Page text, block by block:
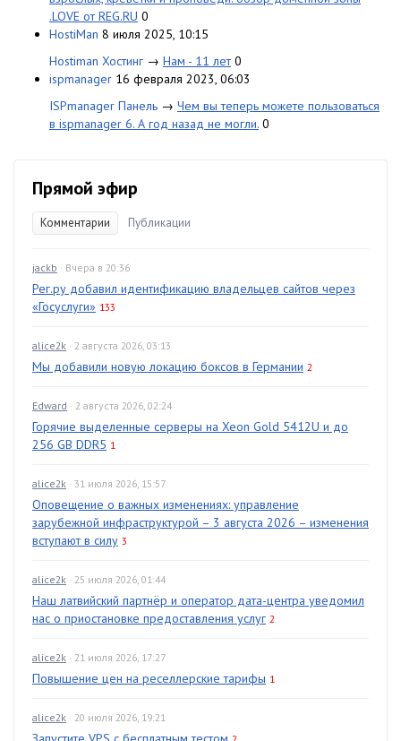
.LOVE от REG.RU 0
HostiMan 8 июля 2025, 10:15
Hostiman Хостинг → Нам - 11 лет 0
ispmanager 16 февраля 2023, 06:03
ISPmanager Панель → Чем вы теперь можете пользоваться
в ispmanager 6. А год назад не могли. 0
Прямой эфир
Комментарии Публикации
jackb · Вчера в 20:36
Рег.ру добавил идентификацию владельцев сайтов через
«Госуслуги» 133
alice2k · 2 августа 2026, 03:13
Мы добавили новую локацию боксов в Германии 2
Edward · 2 августа 2026, 02:24
Горячие выделенные серверы на Xeon Gold 5412U и до
256 GB DDR5 1
alice2k · 31 июля 2026, 15:57
Оповещение о важных изменениях: управление
зарубежной инфраструктурой – 3 августа 2026 – изменения
вступают в силу 3
alice2k · 25 июля 2026, 01:44
Наш латвийский партнёр и оператор дата-центра уведомил
нас о приостановке предоставления услуг 2
alice2k · 21 июля 2026, 17:27
Повышение цен на реселлерские тарифы 1
alice2k · 20 июля 2026, 19:21